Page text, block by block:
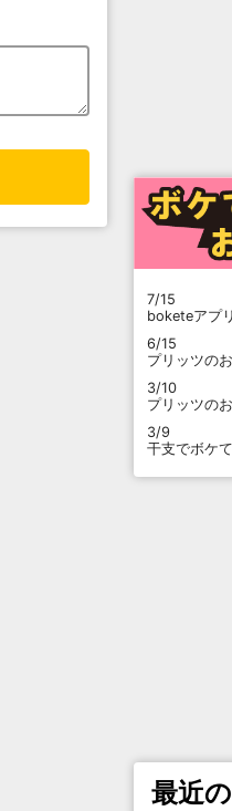
7/15
boketeアプ
6/15
プリッツの
3/10
プリッツの
3/9
干支でボケ
最近